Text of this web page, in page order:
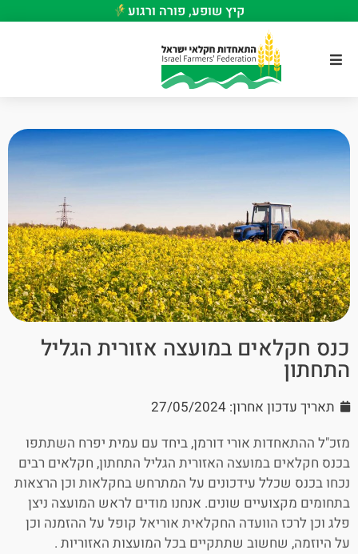
קיץ שופע, פורה ורגוע
כנס חקלאים במועצה אזורית הגליל
התחתון
תאריך עדכון אחרון: 27/05/2024
מזכ"ל ההתאחדות אורי דורמן, ביחד עם עמית יפרח השתתפו
בכנס חקלאים במועצה האזורית הגליל התחתון, חקלאים רבים
נכחו בכנס שכלל עידכונים על המתרחש בחקלאות וכן הרצאות
בתחומים מקצועיים שונים. אנחנו מודים לראש המועצה ניצן
פלג וכן לרכז הוועדה החקלאית אוריאל קופל על ההזמנה וכן
על היוזמה, שחשוב שתתקיים בכל המועצות האזוריות .